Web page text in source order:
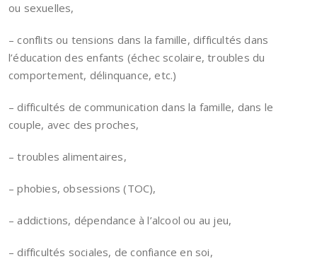
ou sexuelles,
– conflits ou tensions dans la famille, difficultés dans
l’éducation des enfants (échec scolaire, troubles du
comportement, délinquance, etc.)
– difficultés de communication dans la famille, dans le
couple, avec des proches,
– troubles alimentaires,
– phobies, obsessions (TOC),
– addictions, dépendance à l’alcool ou au jeu,
– difficultés sociales, de confiance en soi,